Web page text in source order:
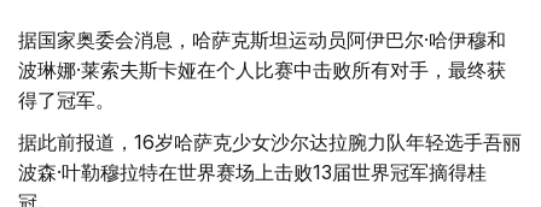
据国家奥委会消息，哈萨克斯坦运动员阿伊巴尔·哈伊穆和
波琳娜·莱索夫斯卡娅在个人比赛中击败所有对手，最终获
得了冠军。
据此前报道，16岁哈萨克少女沙尔达拉腕力队年轻选手吾丽
波森·叶勒穆拉特在世界赛场上击败13届世界冠军摘得桂